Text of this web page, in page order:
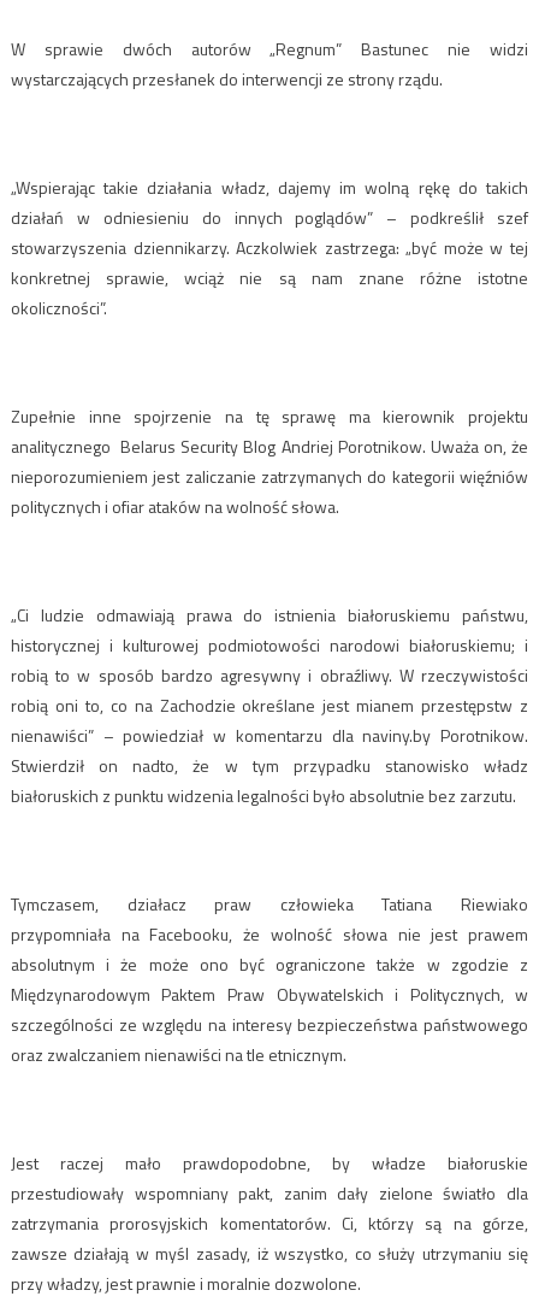
W sprawie dwóch autorów „Regnum” Bastunec nie widzi
wystarczających przesłanek do interwencji ze strony rządu.
„Wspierając takie działania władz, dajemy im wolną rękę do takich
działań w odniesieniu do innych poglądów” – podkreślił szef
stowarzyszenia dziennikarzy. Aczkolwiek zastrzega: „być może w tej
konkretnej sprawie, wciąż nie są nam znane różne istotne
okoliczności”.
Zupełnie inne spojrzenie na tę sprawę ma kierownik projektu
analitycznego Belarus Security Blog Andriej Porotnikow. Uważa on, że
nieporozumieniem jest zaliczanie zatrzymanych do kategorii więźniów
politycznych i ofiar ataków na wolność słowa.
„Ci ludzie odmawiają prawa do istnienia białoruskiemu państwu,
historycznej i kulturowej podmiotowości narodowi białoruskiemu; i
robią to w sposób bardzo agresywny i obraźliwy. W rzeczywistości
robią oni to, co na Zachodzie określane jest mianem przestępstw z
nienawiści” – powiedział w komentarzu dla naviny.by Porotnikow.
Stwierdził on nadto, że w tym przypadku stanowisko władz
białoruskich z punktu widzenia legalności było absolutnie bez zarzutu.
Tymczasem, działacz praw człowieka Tatiana Riewiako
przypomniała na Facebooku, że wolność słowa nie jest prawem
absolutnym i że może ono być ograniczone także w zgodzie z
Międzynarodowym Paktem Praw Obywatelskich i Politycznych, w
szczególności ze względu na interesy bezpieczeństwa państwowego
oraz zwalczaniem nienawiści na tle etnicznym.
Jest raczej mało prawdopodobne, by władze białoruskie
przestudiowały wspomniany pakt, zanim dały zielone światło dla
zatrzymania prorosyjskich komentatorów. Ci, którzy są na górze,
zawsze działają w myśl zasady, iż wszystko, co służy utrzymaniu się
przy władzy, jest prawnie i moralnie dozwolone.